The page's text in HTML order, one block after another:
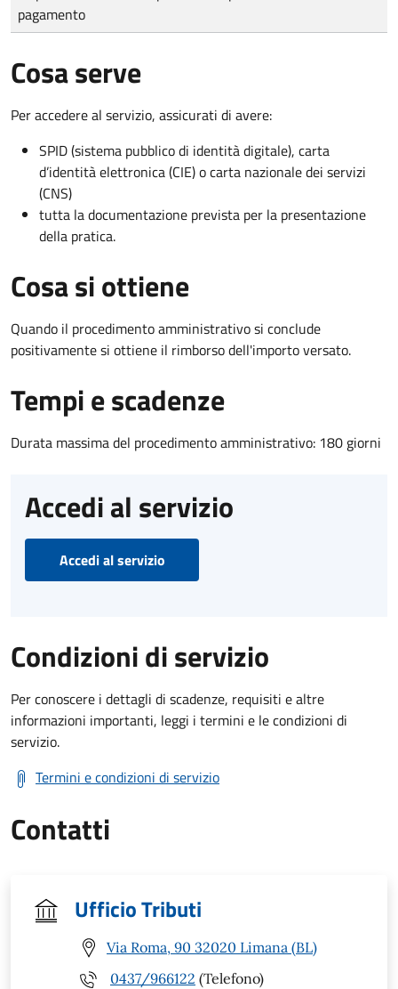
pagamento
Cosa serve
Per accedere al servizio, assicurati di avere:
SPID (sistema pubblico di identità digitale), carta
d’identità elettronica (CIE) o carta nazionale dei servizi
(CNS)
tutta la documentazione prevista per la presentazione
della pratica.
Cosa si ottiene
Quando il procedimento amministrativo si conclude
positivamente si ottiene il rimborso dell'importo versato.
Tempi e scadenze
Durata massima del procedimento amministrativo: 180 giorni
Accedi al servizio
Accedi al servizio
Condizioni di servizio
Per conoscere i dettagli di scadenze, requisiti e altre
informazioni importanti, leggi i termini e le condizioni di
servizio.
Termini e condizioni di servizio
Contatti
Ufficio Tributi
Via Roma, 90 32020 Limana (BL)
0437/966122 (Telefono)